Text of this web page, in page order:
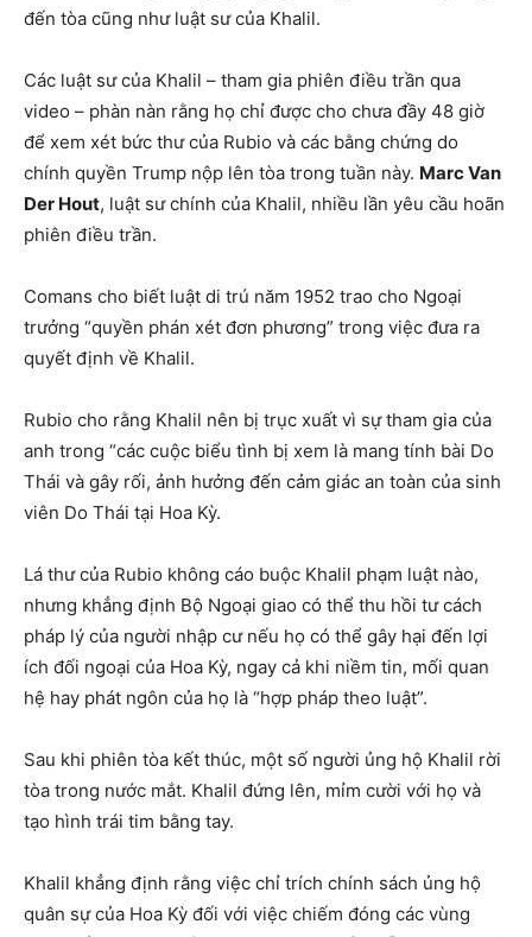
đến tòa cũng như luật sư của Khalil.
Các luật sư của Khalil – tham gia phiên điều trần qua
video – phàn nàn rằng họ chỉ được cho chưa đầy 48 giờ
để xem xét bức thư của Rubio và các bằng chứng do
chính quyền Trump nộp lên tòa trong tuần này. Marc Van
Der Hout, luật sư chính của Khalil, nhiều lần yêu cầu hoãn
phiên điều trần.
Comans cho biết luật di trú năm 1952 trao cho Ngoại
trưởng “quyền phán xét đơn phương” trong việc đưa ra
quyết định về Khalil.
Rubio cho rằng Khalil nên bị trục xuất vì sự tham gia của
anh trong “các cuộc biểu tình bị xem là mang tính bài Do
Thái và gây rối, ảnh hưởng đến cảm giác an toàn của sinh
viên Do Thái tại Hoa Kỳ.
Lá thư của Rubio không cáo buộc Khalil phạm luật nào,
nhưng khẳng định Bộ Ngoại giao có thể thu hồi tư cách
pháp lý của người nhập cư nếu họ có thể gây hại đến lợi
ích đối ngoại của Hoa Kỳ, ngay cả khi niềm tin, mối quan
hệ hay phát ngôn của họ là “hợp pháp theo luật”.
Sau khi phiên tòa kết thúc, một số người ủng hộ Khalil rời
tòa trong nước mắt. Khalil đứng lên, mỉm cười với họ và
tạo hình trái tim bằng tay.
Khalil khẳng định rằng việc chỉ trích chính sách ủng hộ
quân sự của Hoa Kỳ đối với việc chiếm đóng các vùng